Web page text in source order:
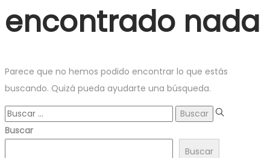
encontrado nada
Parece que no hemos podido encontrar lo que estás
buscando. Quizá pueda ayudarte una búsqueda.
Búsqueda
para:
Buscar
Buscar